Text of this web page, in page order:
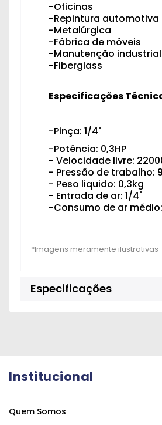
-Oficinas
-Repintura automotiva
-Metalúrgica
-Fábrica de móveis
-Manutenção industrial
-Fiberglass
Especificações
-Pinça: 1/4"
-Potência: 0,3HP
- Velocidade livre:
- Pressão de trabalho:
- Peso liquido: 0,3kg
- Entrada de ar: 1/4"
-Consumo de ar
Especificações
Institucional
Quem Somos